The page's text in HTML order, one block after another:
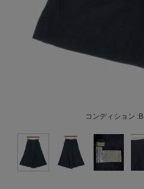
コンディション :B